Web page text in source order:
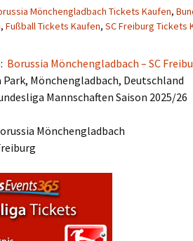
Mönchengladbach Tickets Kaufen,
, Fußball Tickets Kaufen, SC Freiburg Tickets
: Borussia Mönchengladbach – SC
Park, Mönchengladbach, Deutschland
Mannschaften Saison 2025/26
Mönchengladbach